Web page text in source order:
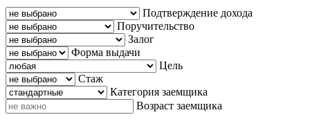
Подтверждение дохода
Поручительство
Залог
Форма выдачи
Цель
Стаж
Категория заемщика
Возраст заемщика